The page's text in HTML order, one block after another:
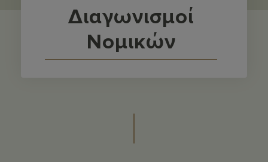
Διαγωνισμοί
Νομικών